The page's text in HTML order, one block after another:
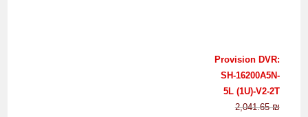
Provision DVR:
SH-16200A5N-
5L (1U)-V2-2T
2,041.65₪